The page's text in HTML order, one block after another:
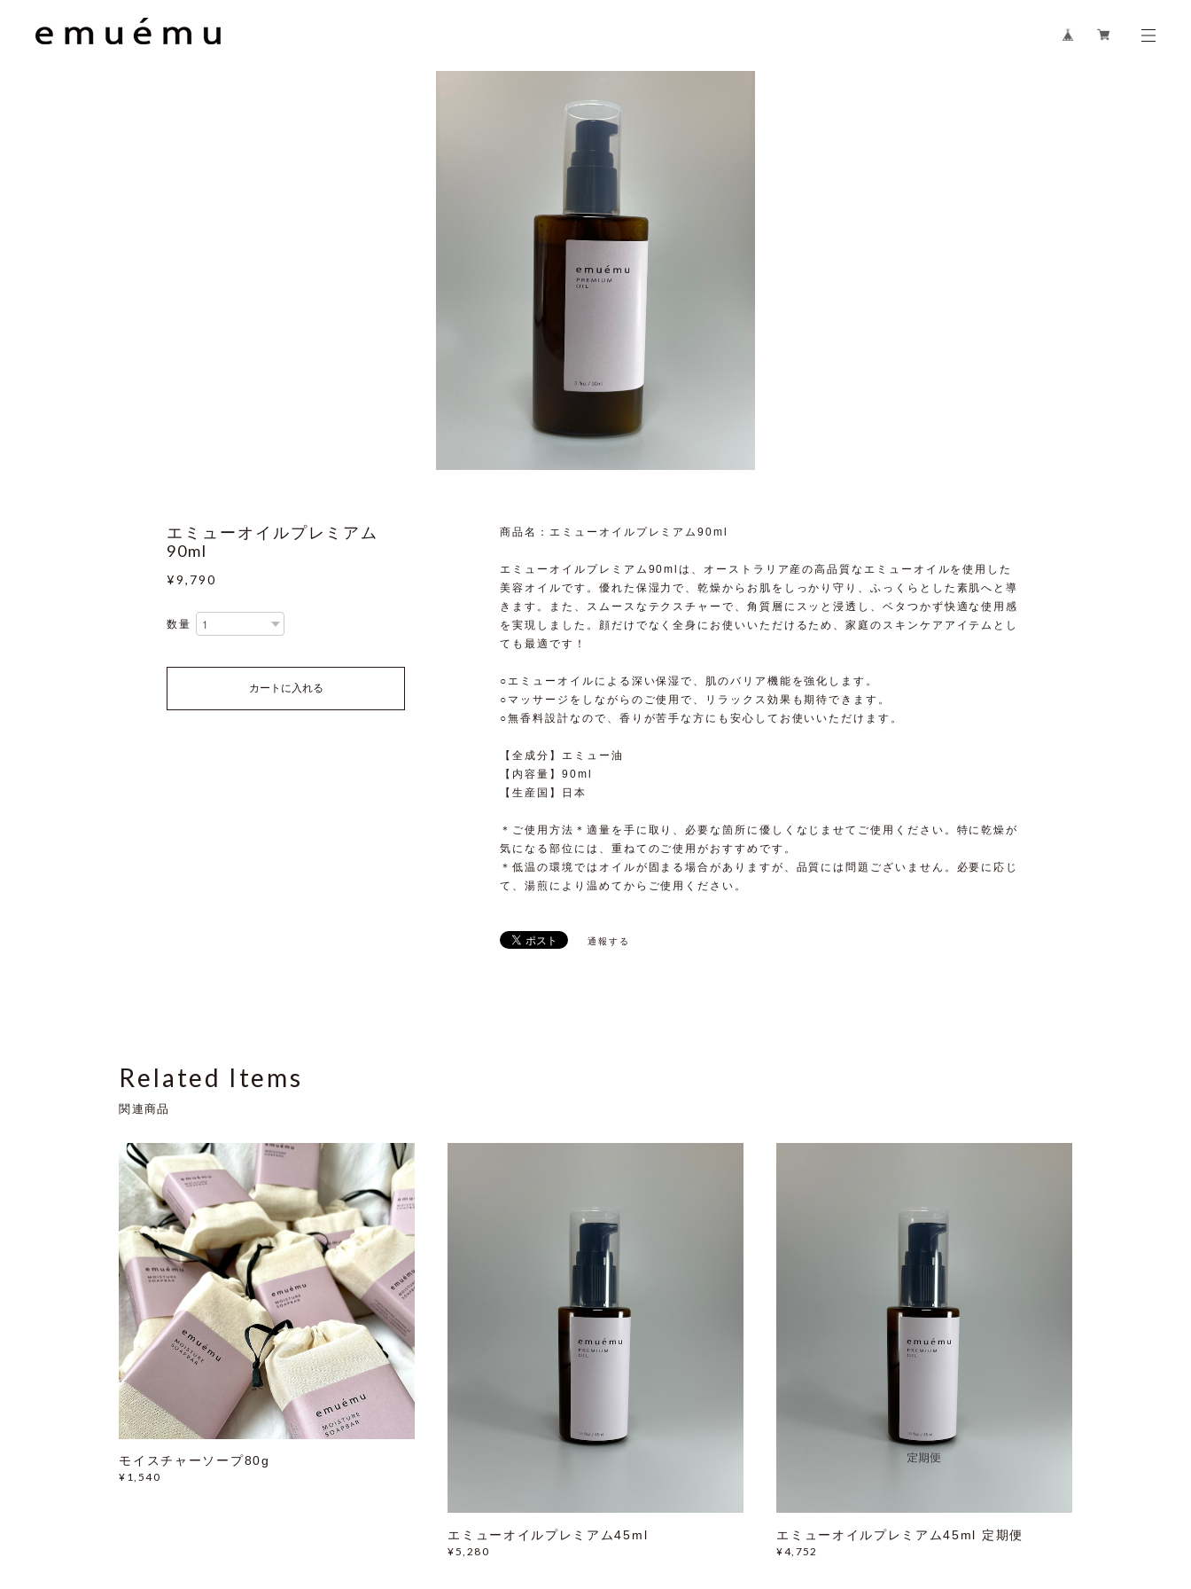
エミューオイルプレミアム
90ml
¥9,790
数量
カートに入れる
商品名：エミューオイルプレミアム90ml
エミューオイルプレミアム90mlは、オーストラリア産の高品質なエミューオイルを使用した
美容オイルです。優れた保湿力で、乾燥からお肌をしっかり守り、ふっくらとした素肌へと導
きます。また、スムースなテクスチャーで、角質層にスッと浸透し、ベタつかず快適な使用感
を実現しました。顔だけでなく全身にお使いいただけるため、家庭のスキンケアアイテムとし
ても最適です！
○エミューオイルによる深い保湿で、肌のバリア機能を強化します。
○マッサージをしながらのご使用で、リラックス効果も期待できます。
○無香料設計なので、香りが苦手な方にも安心してお使いいただけます。
【全成分】エミュー油
【内容量】90ml
【生産国】日本
＊ご使用方法＊適量を手に取り、必要な箇所に優しくなじませてご使用ください。特に乾燥が
気になる部位には、重ねてのご使用がおすすめです。
＊低温の環境ではオイルが固まる場合がありますが、品質には問題ございません。必要に応じ
て、湯煎により温めてからご使用ください。
通報する
Related Items
関連商品
モイスチャーソープ80g
¥1,540
エミューオイルプレミアム45ml
¥5,280
エミューオイルプレミアム45ml 定期便
¥4,752